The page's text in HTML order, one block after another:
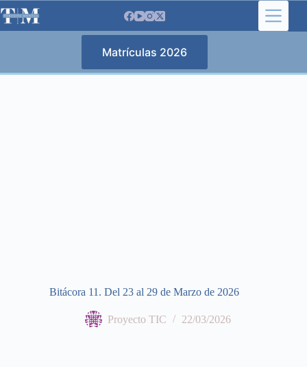
al
contenido
Matrículas 2026
Bitácora 11. Del 23 al 29 de Marzo de 2026
Proyecto TIC 22/03/2026